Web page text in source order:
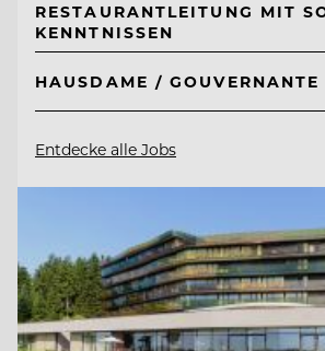
RESTAURANTLEITUNG MIT
KENNTNISSEN
HAUSDAME /
Entdecke alle Jobs